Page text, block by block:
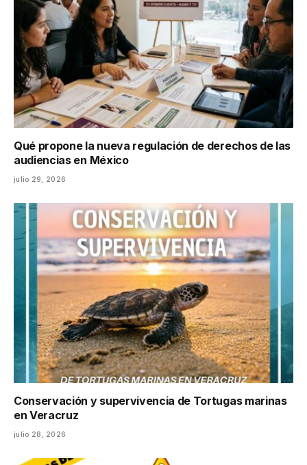
Qué propone la nueva regulación de derechos de las
audiencias en México
julio 29, 2026
Conservación y supervivencia de Tortugas marinas
en Veracruz
julio 28, 2026